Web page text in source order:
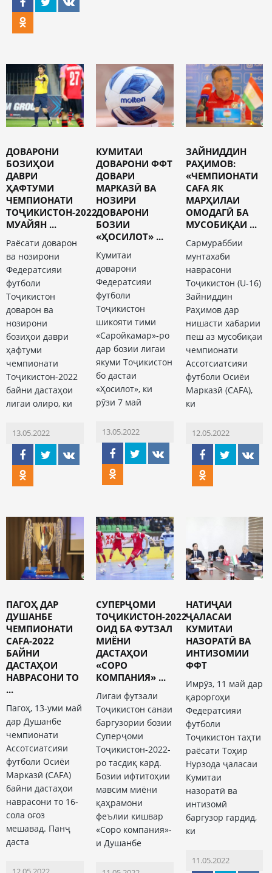
ДОВАРОНИ
БОЗИҲОИ
ДАВРИ
ҲАФТУМИ
ЧЕМПИОНАТИ
ТОҶИКИСТОН-2022
МУАЙЯН ...
Раёсати доварон
ва нозирони
Федератсияи
футболи
Тоҷикистон
доварон ва
нозирони
бозиҳои даври
ҳафтуми
чемпионати
Тоҷикистон-2022
байни дастаҳои
лигаи олиро, ки
13.05.2022
КУМИТАИ
ДОВАРОНИ ФФТ
ДОВАРИ
МАРКАЗӢ ВА
НОЗИРИ
ДОВАРОНИ
БОЗИИ
«ҲОСИЛОТ» ...
Кумитаи
доварони
Федератсияи
футболи
Тоҷикистон
шикояти тими
«Саройкамар»-ро
дар бозии лигаи
якуми Тоҷикистон
бо дастаи
«Ҳосилот», ки
рӯзи 7 май
13.05.2022
ЗАЙНИДДИН
РАҲИМОВ:
«ЧЕМПИОНАТИ
CAFA ЯК
МАРҲИЛАИ
ОМОДАГӢ БА
МУСОБИҚАИ ...
Сармураббии
мунтахаби
наврасони
Тоҷикистон (U-16)
Зайниддин
Раҳимов дар
нишасти хабарии
пеш аз мусобиқаи
чемпионати
Ассотсиатсияи
футболи Осиёи
Марказӣ (CAFA),
ки
12.05.2022
ПАГОҲ ДАР
ДУШАНБЕ
ЧЕМПИОНАТИ
CAFA-2022
БАЙНИ
ДАСТАҲОИ
НАВРАСОНИ ТО
...
Пагоҳ, 13-уми май
дар Душанбе
чемпионати
Ассотсиатсияи
футболи Осиёи
Марказӣ (CAFA)
байни дастаҳои
наврасони то 16-
сола оғоз
мешавад. Панҷ
даста
СУПЕРҶОМИ
ТОҶИКИСТОН-2022
ОИД БА ФУТЗАЛ
МИЁНИ
ДАСТАҲОИ
«СОРО
КОМПАНИЯ» ...
Лигаи футзали
Тоҷикистон санаи
баргузории бозии
Суперҷоми
Тоҷикистон-2022-
ро тасдиқ кард.
Бозии ифтитоҳии
мавсим миёни
қаҳрамони
феълии кишвар
«Соро компания»-
и Душанбе
НАТИҶАИ
ҶАЛАСАИ
КУМИТАИ
НАЗОРАТӢ ВА
ИНТИЗОМИИ
ФФТ
Имрӯз, 11 май дар
қароргоҳи
Федератсияи
футболи
Тоҷикистон таҳти
раёсати Тоҳир
Нурзода ҷаласаи
Кумитаи
назоратӣ ва
интизомӣ
баргузор гардид,
ки
11.05.2022